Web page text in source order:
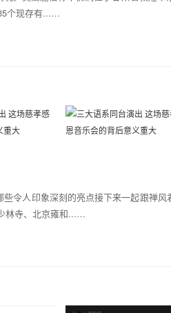
个现存有...…
令人印象深刻的亮点接下来一起跟禅风
林寺、北京雍和...…